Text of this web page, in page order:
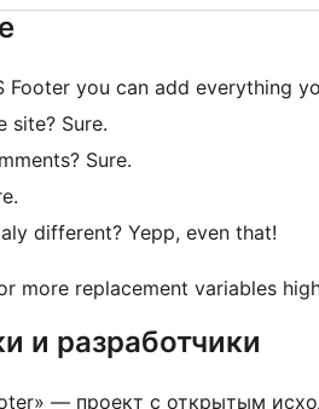
Footer you can add everything
site? Sure.
Sure.
different? Yepp, even that!
more replacement variables
и разработчики
— проект с открытым